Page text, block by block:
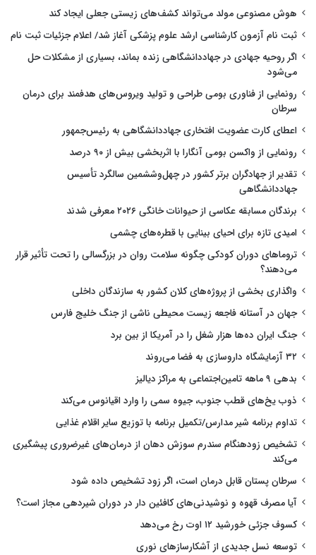
هوش مصنوعی مولد می‌تواند کشف‌های زیستی جعلی ایجاد کند
ثبت نام آزمون کارشناسی ارشد علوم پزشکی آغاز شد/ اعلام جزئیات ثبت نام
اگر روحیه جهادی در جهاددانشگاهی زنده بماند، بسیاری از مشکلات حل
می‌شود
رونمایی از فناوری بومی طراحی و تولید ویروس‌های هدفمند برای درمان
سرطان
اعطای کارت عضویت افتخاری جهاددانشگاهی به رئیس‌جمهور
رونمایی از واکسن بومی آنگارا با اثربخشی بیش از ۹۰ درصد
تقدیر از جهادگران برتر کشور در چهل‌وششمین سالگرد تأسیس
جهاددانشگاهی
برندگان مسابقه عکاسی از حیوانات خانگی ۲۰۲۶ معرفی شدند
امیدی تازه برای احیای بینایی با قطره‌های چشمی
تروماهای دوران کودکی چگونه سلامت روان در بزرگسالی را تحت تأثیر قرار
می‌دهند؟
واگذاری بخشی از پروژه‌های کلان کشور به سازندگان داخلی
جهان در آستانه فاجعه زیست محیطی ناشی از جنگ خلیج فارس
جنگ ایران ده‌ها هزار شغل را در آمریکا از بین برد
۳۲ آزمایشگاه داروسازی به فضا می‌روند
بدهی ۹ ماهه تامین‌اجتماعی به مراکز دیالیز
ذوب یخ‌های قطب جنوب، جیوه سمی را وارد اقیانوس می‌کند
تداوم برنامه شیر مدارس/تکمیل برنامه با توزیع سایر اقلام غذایی
تشخیص زودهنگام سندرم سوزش دهان از درمان‌های غیرضروری پیشگیری
می‌کند
سرطان پستان قابل درمان است، اگر زود تشخیص داده شود
آیا مصرف قهوه و نوشیدنی‌های کافئین دار در دوران شیردهی مجاز است؟
کسوف جزئی خورشید ۱۲ اوت رخ می‌دهد
توسعه نسل جدیدی از آشکارسازهای نوری